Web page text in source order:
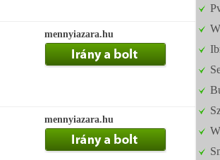
mennyiazara.hu
mennyiazara.hu